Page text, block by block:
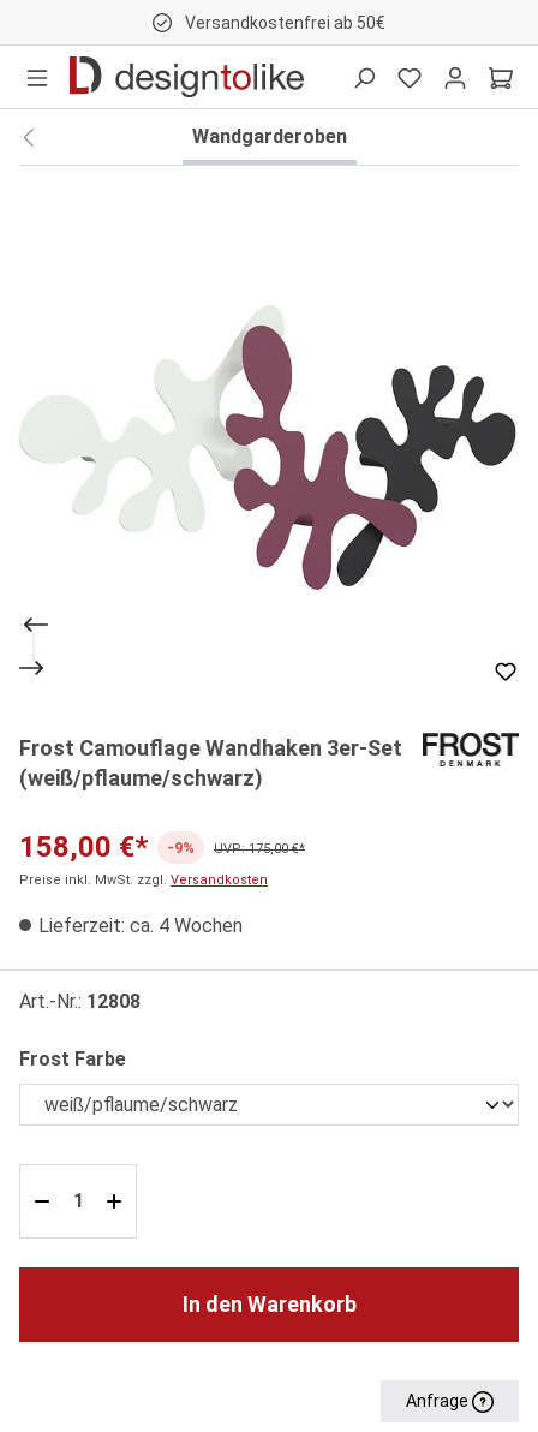
Versandkostenfrei ab 50€
Wandgarderoben
Frost Camouflage Wandhaken 3er-Set
(weiß/pflaume/schwarz)
158,00 €* -9%
UVP: 175,00 €*
Preise inkl. MwSt. zzgl. Versandkosten
Lieferzeit: ca. 4 Wochen
Art.-Nr.: 12808
Frost Farbeauswählen
In den Warenkorb
Anfrage